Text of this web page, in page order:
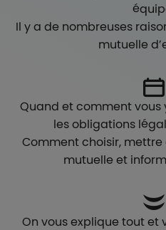
Il y a de nombreuses
mutuelle
Quand et comment vous
les obligations
Comment choisir,
mutuelle et
On vous explique tout et